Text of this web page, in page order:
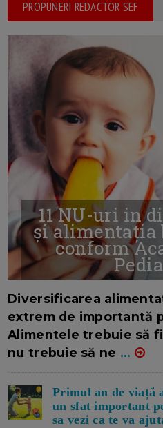
PROPUNERI REDACTOR SEF
11 NU-uri in
și alimentația
conform
Diversificarea
extrem de importantă
Alimentele trebuie să
nu trebuie să ne ...
Primul an de viață
un sfat important
sa vezi ca te va